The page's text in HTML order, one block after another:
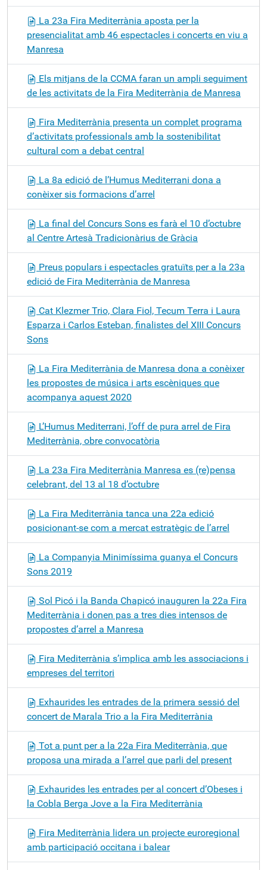
La 23a Fira Mediterrània aposta per la
presencialitat amb 46 espectacles i concerts en viu a
Manresa
Els mitjans de la CCMA faran un ampli seguiment
de les activitats de la Fira Mediterrània de Manresa
Fira Mediterrània presenta un complet programa
d’activitats professionals amb la sostenibilitat
cultural com a debat central
La 8a edició de l’Humus Mediterrani dona a
conèixer sis formacions d’arrel
La final del Concurs Sons es farà el 10 d’octubre
al Centre Artesà Tradicionàrius de Gràcia
Preus populars i espectacles gratuïts per a la 23a
edició de Fira Mediterrània de Manresa
Cat Klezmer Trio, Clara Fiol, Tecum Terra i Laura
Esparza i Carlos Esteban, finalistes del XIII Concurs
Sons
La Fira Mediterrània de Manresa dona a conèixer
les propostes de música i arts escèniques que
acompanya aquest 2020
L’Humus Mediterrani, l’off de pura arrel de Fira
Mediterrània, obre convocatòria
La 23a Fira Mediterrània Manresa es (re)pensa
celebrant, del 13 al 18 d’octubre
La Fira Mediterrània tanca una 22a edició
posicionant-se com a mercat estratègic de l’arrel
La Companyia Minimíssima guanya el Concurs
Sons 2019
Sol Picó i la Banda Chapicó inauguren la 22a Fira
Mediterrània i donen pas a tres dies intensos de
propostes d’arrel a Manresa
Fira Mediterrània s’implica amb les associacions i
empreses del territori
Exhaurides les entrades de la primera sessió del
concert de Marala Trio a la Fira Mediterrània
Tot a punt per a la 22a Fira Mediterrània, que
proposa una mirada a l’arrel que parli del present
Exhaurides les entrades per al concert d’Obeses i
la Cobla Berga Jove a la Fira Mediterrània
Fira Mediterrània lidera un projecte euroregional
amb participació occitana i balear